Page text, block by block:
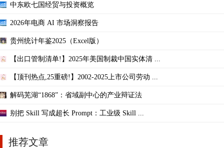
中东欧七国经贸与投资概览
2026年电商 AI 市场洞察报告
贵州统计年鉴2025（Excel版）
【出口管制清单!】2025年美国制裁中国实体清 ...
【顶刊热点,25重磅!】2002-2025上市公司劳动 ...
解码芜湖“1868”：省域副中心的产业辩证法
别把 Skill 写成超长 Prompt：工业级 Skill ...
推荐文章